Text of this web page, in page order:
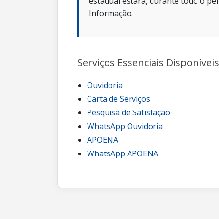
Informação.
Serviços Essenciais
Ouvidoria
Carta de Serviços
Pesquisa de Satisfação
WhatsApp Ouvidoria
APOENA
WhatsApp APOENA